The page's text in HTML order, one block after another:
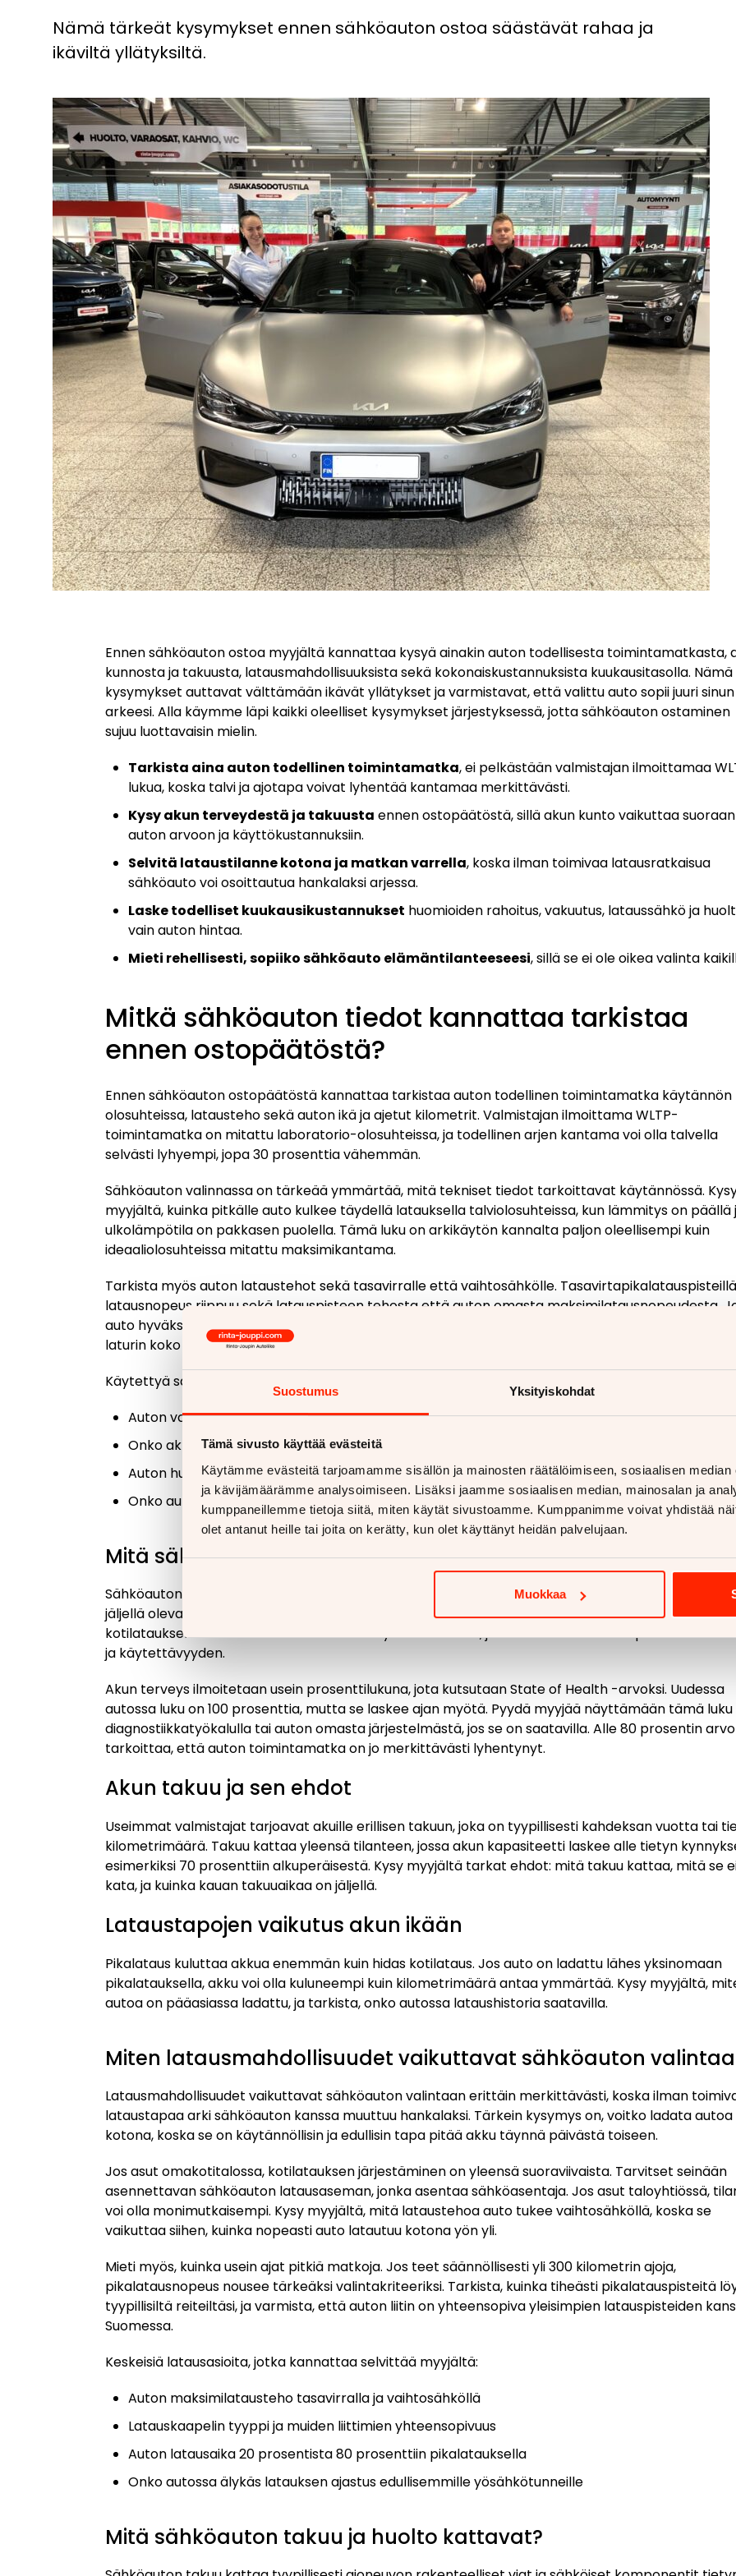
Suostumus Yksityiskohdat
Tämä sivusto käyttää evästeitä
Käytämme evästeitä tarjoamamme sisällön ja mainosten räätälöimiseen, sosiaalisen
ja kävijämäärämme analysoimiseen. Lisäksi jaamme sosiaalisen median, mainosalan ja
kumppaneillemme tietoja siitä, miten käytät sivustoamme. Kumppanimme voivat yhdistää
olet antanut heille tai joita on kerätty, kun olet käyttänyt heidän palvelujaan.
Muokkaa
Nämä tärkeät kysymykset ennen sähköauton ostoa säästävät rahaa ja
ikäviltä yllätyksiltä.
Ennen sähköauton ostoa myyjältä kannattaa kysyä ainakin auton todellisesta toimintamatkasta,
kunnosta ja takuusta, latausmahdollisuuksista sekä kokonaiskustannuksista kuukausitasolla. Nämä
kysymykset auttavat välttämään ikävät yllätykset ja varmistavat, että valittu auto sopii juuri sinun
arkeesi. Alla käymme läpi kaikki oleelliset kysymykset järjestyksessä, jotta sähköauton ostaminen
sujuu luottavaisin mielin.
Tarkista aina auton todellinen toimintamatka, ei pelkästään valmistajan ilmoittamaa
lukua, koska talvi ja ajotapa voivat lyhentää kantamaa merkittävästi.
Kysy akun terveydestä ja takuusta ennen ostopäätöstä, sillä akun kunto vaikuttaa suoraan
auton arvoon ja käyttökustannuksiin.
Selvitä lataustilanne kotona ja matkan varrella, koska ilman toimivaa latausratkaisua
sähköauto voi osoittautua hankalaksi arjessa.
Laske todelliset kuukausikustannukset huomioiden rahoitus, vakuutus, lataussähkö ja
vain auton hintaa.
Mieti rehellisesti, sopiiko sähköauto elämäntilanteeseesi, sillä se ei ole oikea valinta
Mitkä sähköauton tiedot kannattaa tarkistaa
ennen ostopäätöstä?
Ennen sähköauton ostopäätöstä kannattaa tarkistaa auton todellinen toimintamatka käytännön
olosuhteissa, latausteho sekä auton ikä ja ajetut kilometrit. Valmistajan ilmoittama WLTP-
toimintamatka on mitattu laboratorio-olosuhteissa, ja todellinen arjen kantama voi olla talvella
selvästi lyhyempi, jopa 30 prosenttia vähemmän.
Sähköauton valinnassa on tärkeää ymmärtää, mitä tekniset tiedot tarkoittavat käytännössä.
myyjältä, kuinka pitkälle auto kulkee täydellä latauksella talviolosuhteissa, kun lämmitys on päällä
ulkolämpötila on pakkasen puolella. Tämä luku on arkikäytön kannalta paljon oleellisempi kuin
ideaaliolosuhteissa mitattu maksimikantama.
Tarkista myös auton lataustehot sekä tasavirralle että vaihtosähkölle. Tasavirtapikalatauspisteillä
latausnopeus riippuu sekä latauspisteen tehosta että auton omasta maksimilatausnopeudesta.
auto hyväksyy esimerkiksi vain 50 kW tasavirtaa, mutta käyttämäsi pikalaturi tarjoaa 150 kW, et
laturin koko kapasiteetista.
Käytettyä sähköautoa ostaessa selvitä lisäksi:
Auton valmistusvuosi ja ajetut kilometrit
Onko akku vaihdettu tai huollettu
Auton huoltohistoria ja mahdolliset ohjelmistopäivitykset
Onko autoon tehty takaisinvetoja tai korjauksia
Mitä sähköauton akusta pitää kysyä myyjältä?
Sähköauton akusta pitää kysyä ennen kaikkea sen nykyinen kapasiteetti suhteessa
jäljellä oleva takuuaika sekä se, onko akkua ladattu pääasiassa pikalatauksella vai hitaalla
kotilatauksella. Akku on sähköauton kallein yksittäinen osa, ja sen kunto määrittää pitkälti auton
ja käytettävyyden.
Akun terveys ilmoitetaan usein prosenttilukuna, jota kutsutaan State of Health -arvoksi. Uudessa
autossa luku on 100 prosenttia, mutta se laskee ajan myötä. Pyydä myyjää näyttämään tämä luku
diagnostiikkatyökalulla tai auton omasta järjestelmästä, jos se on saatavilla. Alle 80 prosentin arvo
tarkoittaa, että auton toimintamatka on jo merkittävästi lyhentynyt.
Akun takuu ja sen ehdot
Useimmat valmistajat tarjoavat akuille erillisen takuun, joka on tyypillisesti kahdeksan vuotta tai
kilometrimäärä. Takuu kattaa yleensä tilanteen, jossa akun kapasiteetti laskee alle tietyn
esimerkiksi 70 prosenttiin alkuperäisestä. Kysy myyjältä tarkat ehdot: mitä takuu kattaa, mitä se
kata, ja kuinka kauan takuuaikaa on jäljellä.
Lataustapojen vaikutus akun ikään
Pikalataus kuluttaa akkua enemmän kuin hidas kotilataus. Jos auto on ladattu lähes yksinomaan
pikalatauksella, akku voi olla kuluneempi kuin kilometrimäärä antaa ymmärtää. Kysy myyjältä,
autoa on pääasiassa ladattu, ja tarkista, onko autossa lataushistoria saatavilla.
Miten latausmahdollisuudet vaikuttavat sähköauton
Latausmahdollisuudet vaikuttavat sähköauton valintaan erittäin merkittävästi, koska ilman
lataustapaa arki sähköauton kanssa muuttuu hankalaksi. Tärkein kysymys on, voitko ladata autoa
kotona, koska se on käytännöllisin ja edullisin tapa pitää akku täynnä päivästä toiseen.
Jos asut omakotitalossa, kotilatauksen järjestäminen on yleensä suoraviivaista. Tarvitset seinään
asennettavan sähköauton latausaseman, jonka asentaa sähköasentaja. Jos asut taloyhtiössä,
voi olla monimutkaisempi. Kysy myyjältä, mitä lataustehoa auto tukee vaihtosähköllä, koska se
vaikuttaa siihen, kuinka nopeasti auto latautuu kotona yön yli.
Mieti myös, kuinka usein ajat pitkiä matkoja. Jos teet säännöllisesti yli 300 kilometrin ajoja,
pikalatausnopeus nousee tärkeäksi valintakriteeriksi. Tarkista, kuinka tiheästi pikalatauspisteitä
tyypillisiltä reiteiltäsi, ja varmista, että auton liitin on yhteensopiva yleisimpien latauspisteiden
Suomessa.
Keskeisiä latausasioita, jotka kannattaa selvittää myyjältä:
Auton maksimilatausteho tasavirralla ja vaihtosähköllä
Latauskaapelin tyyppi ja muiden liittimien yhteensopivuus
Auton latausaika 20 prosentista 80 prosenttiin pikalatauksella
Onko autossa älykäs latauksen ajastus edullisemmille yösähkötunneille
Mitä sähköauton takuu ja huolto kattavat?